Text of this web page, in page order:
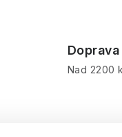
Nad 2200